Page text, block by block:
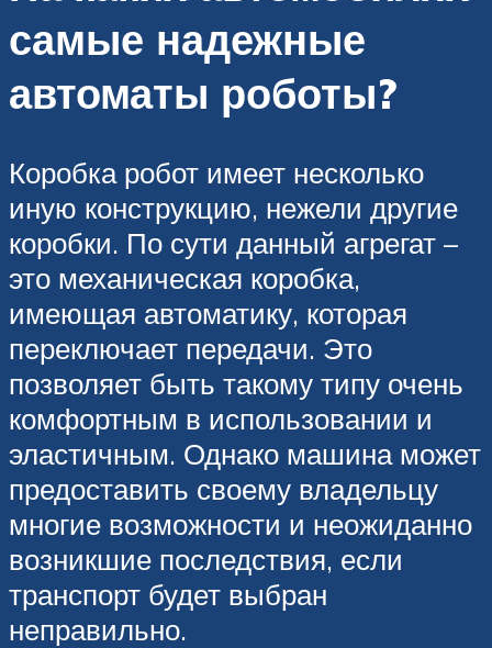
самые надежные
автоматы роботы?
Коробка робот имеет несколько
иную конструкцию, нежели другие
коробки. По сути данный агрегат –
это механическая коробка,
имеющая автоматику, которая
переключает передачи. Это
позволяет быть такому типу очень
комфортным в использовании и
эластичным. Однако машина может
предоставить своему владельцу
многие возможности и неожиданно
возникшие последствия, если
транспорт будет выбран
неправильно.